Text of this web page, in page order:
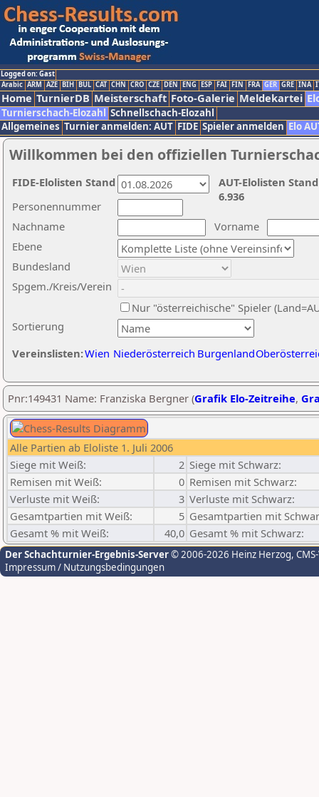
Logged on: Gast
Arabic ARM AZE BIH BUL CAT CHN CRO CZE DEN ENG ESP FAI FIN FRA GER GRE INA
Home TurnierDB Meisterschaft Foto-Galerie Meldekartei
Turnierschach-Elozahl Schnellschach-Elozahl
Allgemeines Turnier anmelden: AUT FIDE Spieler anmelden Elo
Willkommen bei den offiziellen
Nachname
Vorname
Ebene
Sortierung
Personennummer
Bundesland
Spgem./Kreis/Verein
Nur "österreichische" Spieler
Vereinslisten:Wien Niederösterreich Burgenland
AUT-Elolisten
6.936
FIDE-Elolisten Stand
Pnr:149431 Name: Franziska Bergner (Grafik Elo-Zeitreihe,
Alle Partien ab Eloliste 1. Juli 2006
Siege mit Weiß:
2 Siege mit Schwarz:
Remisen mit Weiß:
0 Remisen mit Schwarz:
Verluste mit Weiß:
3 Verluste mit Schwarz:
Gesamtpartien mit Weiß:
5 Gesamtpartien mit
Gesamt % mit Weiß:
40,0 Gesamt % mit Schwarz:
Der Schachturnier-Ergebnis-Server© 2006-2026 Heinz Herzog,
Impressum / Nutzungsbedingungen